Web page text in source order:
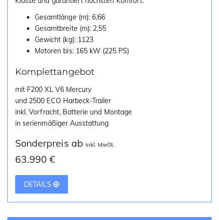
Gesamtlänge (m): 6,66
Gesamtbreite (m): 2,55
Gewicht (kg): 1123
Motoren bis: 165 kW (225 PS)
Komplettangebot
mit F200 XL V6 Mercury
und 2500 ECO Harbeck-Trailer
inkl. Vorfracht, Batterie und Montage
in serienmäßiger Ausstattung
Sonderpreis ab inkl. MwSt.
63.990 €
DETAILS